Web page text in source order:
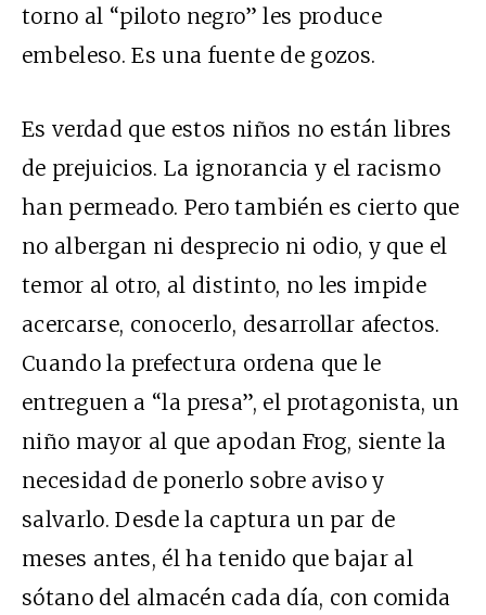
torno al “piloto negro” les produce
embeleso. Es una fuente de gozos.
Es verdad que estos niños no están libres
de prejuicios. La ignorancia y el racismo
han permeado. Pero también es cierto que
no albergan ni desprecio ni odio, y que el
temor al otro, al distinto, no les impide
acercarse, conocerlo, desarrollar afectos.
Cuando la prefectura ordena que le
entreguen a “la presa”, el protagonista, un
niño mayor al que apodan Frog, siente la
necesidad de ponerlo sobre aviso y
salvarlo. Desde la captura un par de
meses antes, él ha tenido que bajar al
sótano del almacén cada día, con comida